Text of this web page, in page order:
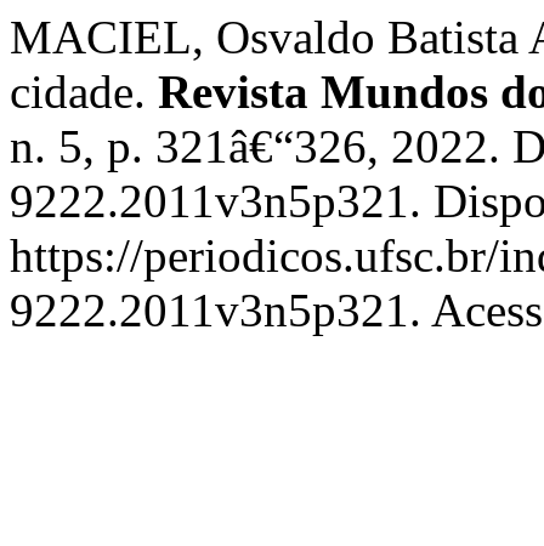
MACIEL, Osvaldo Batista
cidade. Revista Mundos
n. 5, p. 321â€“326, 2022.
9222.2011v3n5p321.
https://periodicos.ufsc.br/
9222.2011v3n5p321.